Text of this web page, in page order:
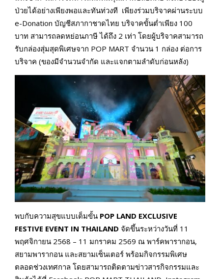
ป่วยได้อย่างเพียงพอและทันท่วงที เพียงร่วมบริจาคผ่านระบบ
e-Donation บัญชีสภากาชาดไทย บริจาคขั้นต่ำเพียง 100
บาท สามารถลดหย่อนภาษี ได้ถึง 2 เท่า โดยผู้บริจาคสามารถ
รับกล่องสุ่มสุดพิเศษจาก POP MART จำนวน 1 กล่อง ต่อการ
บริจาค (ของมีจำนวนจำกัด และแจกตามลำดับก่อนหลัง)
พบกับความสุขแบบเต็มขั้น POP LAND EXCLUSIVE
FESTIVE EVENT IN THAILAND จัดขึ้นระหว่างวันที่ 11
พฤศจิกายน 2568 – 11 มกราคม 2569 ณ พาร์คพารากอน,
สยามพารากอน และสยามเซ็นเตอร์ พร้อมกิจกรรมพิเศษ
ตลอดช่วงเทศกาล โดยสามารถติดตามข่าวสารกิจกรรมและ